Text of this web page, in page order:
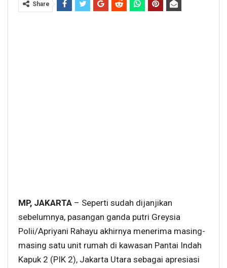
Share
MP, JAKARTA – Seperti sudah dijanjikan
sebelumnya, pasangan ganda putri Greysia
Polii/Apriyani Rahayu akhirnya menerima masing-
masing satu unit rumah di kawasan Pantai Indah
Kapuk 2 (PIK 2), Jakarta Utara sebagai apresiasi